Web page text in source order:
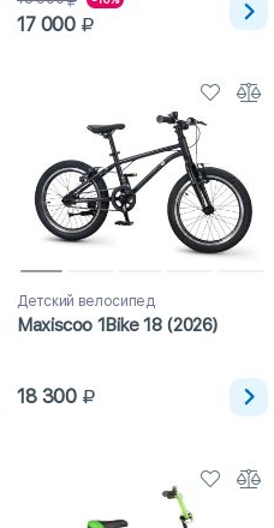
17 000
Детский велосипед
Maxiscoo 1Bike 18 (2026)
18 300